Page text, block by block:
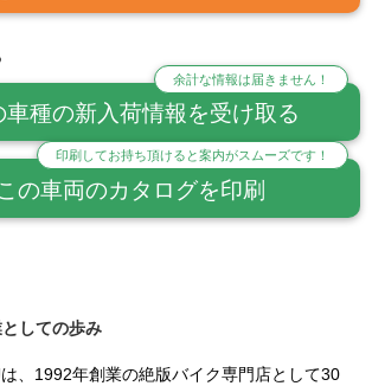
車種の新入荷情報を受け取る
余計な情報は届きません！
の車両のカタログを印刷
印刷してお持ち頂けると案内がスムーズです！
しての歩み
、1992年創業の絶版バイク専門店として30